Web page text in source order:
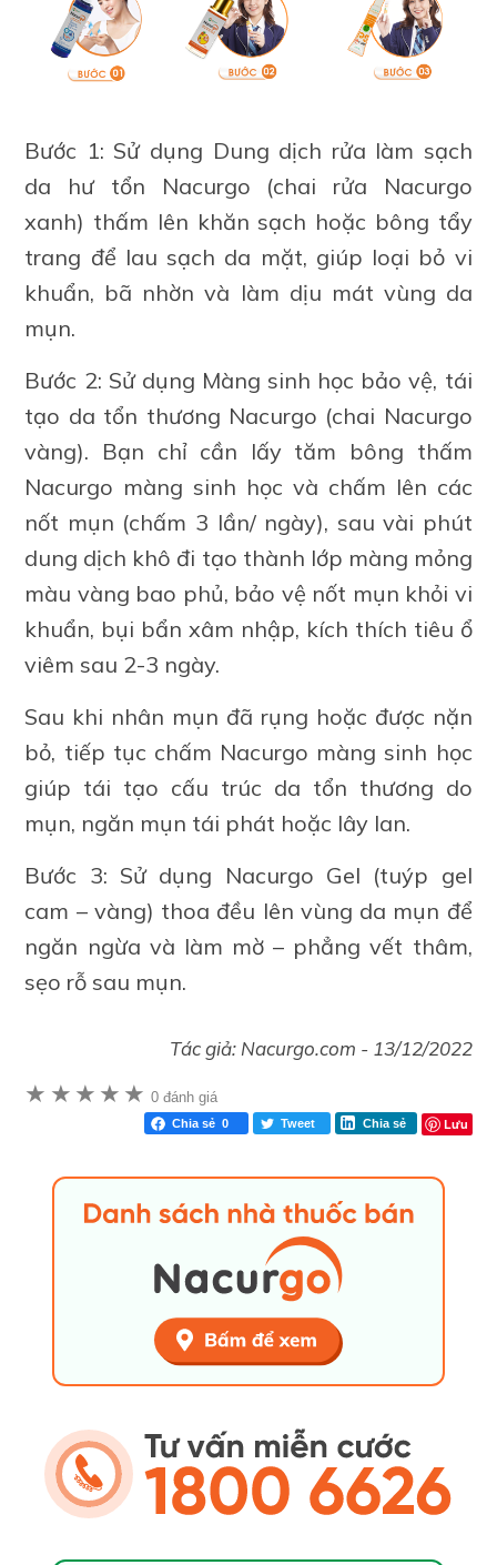
Bước 1: Sử dụng Dung dịch rửa làm sạch
da hư tổn Nacurgo (chai rửa Nacurgo
xanh) thấm lên khăn sạch hoặc bông tẩy
trang để lau sạch da mặt, giúp loại bỏ vi
khuẩn, bã nhờn và làm dịu mát vùng da
mụn.
Bước 2: Sử dụng Màng sinh học bảo vệ, tái
tạo da tổn thương Nacurgo (chai Nacurgo
vàng). Bạn chỉ cần lấy tăm bông thấm
Nacurgo màng sinh học và chấm lên các
nốt mụn (chấm 3 lần/ ngày), sau vài phút
dung dịch khô đi tạo thành lớp màng mỏng
màu vàng bao phủ, bảo vệ nốt mụn khỏi vi
khuẩn, bụi bẩn xâm nhập, kích thích tiêu ổ
viêm sau 2-3 ngày.
Sau khi nhân mụn đã rụng hoặc được nặn
bỏ, tiếp tục chấm Nacurgo màng sinh học
giúp tái tạo cấu trúc da tổn thương do
mụn, ngăn mụn tái phát hoặc lây lan.
Bước 3: Sử dụng Nacurgo Gel (tuýp gel
cam – vàng) thoa đều lên vùng da mụn để
ngăn ngừa và làm mờ – phẳng vết thâm,
sẹo rỗ sau mụn.
Tác giả: Nacurgo.com - 13/12/2022
★ ★ ★ ★ ★ 0 đánh giá
Chia sẻ 0 Tweet Chia sẻ Lưu